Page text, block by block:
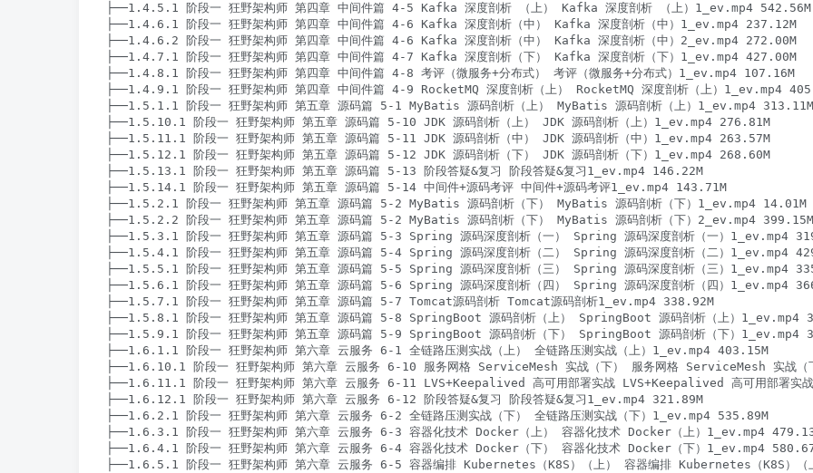
├──1.4.5.1 阶段一 狂野架构师 第四章 中间件篇 4-5 Kafka 深度剖析 （上） Kafka 深度剖析 （上）1_ev.mp4 542.56M
├──1.4.6.1 阶段一 狂野架构师 第四章 中间件篇 4-6 Kafka 深度剖析（中） Kafka 深度剖析（中）1_ev.mp4 237.12M
├──1.4.6.2 阶段一 狂野架构师 第四章 中间件篇 4-6 Kafka 深度剖析（中） Kafka 深度剖析（中）2_ev.mp4 272.00M
├──1.4.7.1 阶段一 狂野架构师 第四章 中间件篇 4-7 Kafka 深度剖析（下） Kafka 深度剖析（下）1_ev.mp4 427.00M
├──1.4.8.1 阶段一 狂野架构师 第四章 中间件篇 4-8 考评（微服务+分布式） 考评（微服务+分布式）1_ev.mp4 107.16M
├──1.4.9.1 阶段一 狂野架构师 第四章 中间件篇 4-9 RocketMQ 深度剖析（上） RocketMQ 深度剖析（上）1_ev.mp4
├──1.5.1.1 阶段一 狂野架构师 第五章 源码篇 5-1 MyBatis 源码剖析（上） MyBatis 源码剖析（上）1_ev.mp4 313.11M
├──1.5.10.1 阶段一 狂野架构师 第五章 源码篇 5-10 JDK 源码剖析（上） JDK 源码剖析（上）1_ev.mp4 276.81M
├──1.5.11.1 阶段一 狂野架构师 第五章 源码篇 5-11 JDK 源码剖析（中） JDK 源码剖析（中）1_ev.mp4 263.57M
├──1.5.12.1 阶段一 狂野架构师 第五章 源码篇 5-12 JDK 源码剖析（下） JDK 源码剖析（下）1_ev.mp4 268.60M
├──1.5.13.1 阶段一 狂野架构师 第五章 源码篇 5-13 阶段答疑&复习 阶段答疑&复习1_ev.mp4 146.22M
├──1.5.14.1 阶段一 狂野架构师 第五章 源码篇 5-14 中间件+源码考评 中间件+源码考评1_ev.mp4 143.71M
├──1.5.2.1 阶段一 狂野架构师 第五章 源码篇 5-2 MyBatis 源码剖析（下） MyBatis 源码剖析（下）1_ev.mp4 14.01M
├──1.5.2.2 阶段一 狂野架构师 第五章 源码篇 5-2 MyBatis 源码剖析（下） MyBatis 源码剖析（下）2_ev.mp4 399.15M
├──1.5.3.1 阶段一 狂野架构师 第五章 源码篇 5-3 Spring 源码深度剖析（一） Spring 源码深度剖析（一）1_ev.mp4
├──1.5.4.1 阶段一 狂野架构师 第五章 源码篇 5-4 Spring 源码深度剖析（二） Spring 源码深度剖析（二）1_ev.mp4
├──1.5.5.1 阶段一 狂野架构师 第五章 源码篇 5-5 Spring 源码深度剖析（三） Spring 源码深度剖析（三）1_ev.mp4
├──1.5.6.1 阶段一 狂野架构师 第五章 源码篇 5-6 Spring 源码深度剖析（四） Spring 源码深度剖析（四）1_ev.mp4
├──1.5.7.1 阶段一 狂野架构师 第五章 源码篇 5-7 Tomcat源码剖析 Tomcat源码剖析1_ev.mp4 338.92M
├──1.5.8.1 阶段一 狂野架构师 第五章 源码篇 5-8 SpringBoot 源码剖析（上） SpringBoot 源码剖析（上）1_ev.mp4
├──1.5.9.1 阶段一 狂野架构师 第五章 源码篇 5-9 SpringBoot 源码剖析（下） SpringBoot 源码剖析（下）1_ev.mp4
├──1.6.1.1 阶段一 狂野架构师 第六章 云服务 6-1 全链路压测实战（上） 全链路压测实战（上）1_ev.mp4 403.15M
├──1.6.10.1 阶段一 狂野架构师 第六章 云服务 6-10 服务网格 ServiceMesh 实战（下） 服务网格 ServiceMesh 实战（
├──1.6.11.1 阶段一 狂野架构师 第六章 云服务 6-11 LVS+Keepalived 高可用部署实战 LVS+Keepalived 高可用部署实
├──1.6.12.1 阶段一 狂野架构师 第六章 云服务 6-12 阶段答疑&复习 阶段答疑&复习1_ev.mp4 321.89M
├──1.6.2.1 阶段一 狂野架构师 第六章 云服务 6-2 全链路压测实战（下） 全链路压测实战（下）1_ev.mp4 535.89M
├──1.6.3.1 阶段一 狂野架构师 第六章 云服务 6-3 容器化技术 Docker（上） 容器化技术 Docker（上）1_ev.mp4
├──1.6.4.1 阶段一 狂野架构师 第六章 云服务 6-4 容器化技术 Docker（下） 容器化技术 Docker（下）1_ev.mp4
├──1.6.5.1 阶段一 狂野架构师 第六章 云服务 6-5 容器编排 Kubernetes（K8S）（上） 容器编排 Kubernetes（K8S）（